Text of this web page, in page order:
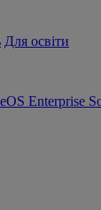
Для освіти
Enterprise